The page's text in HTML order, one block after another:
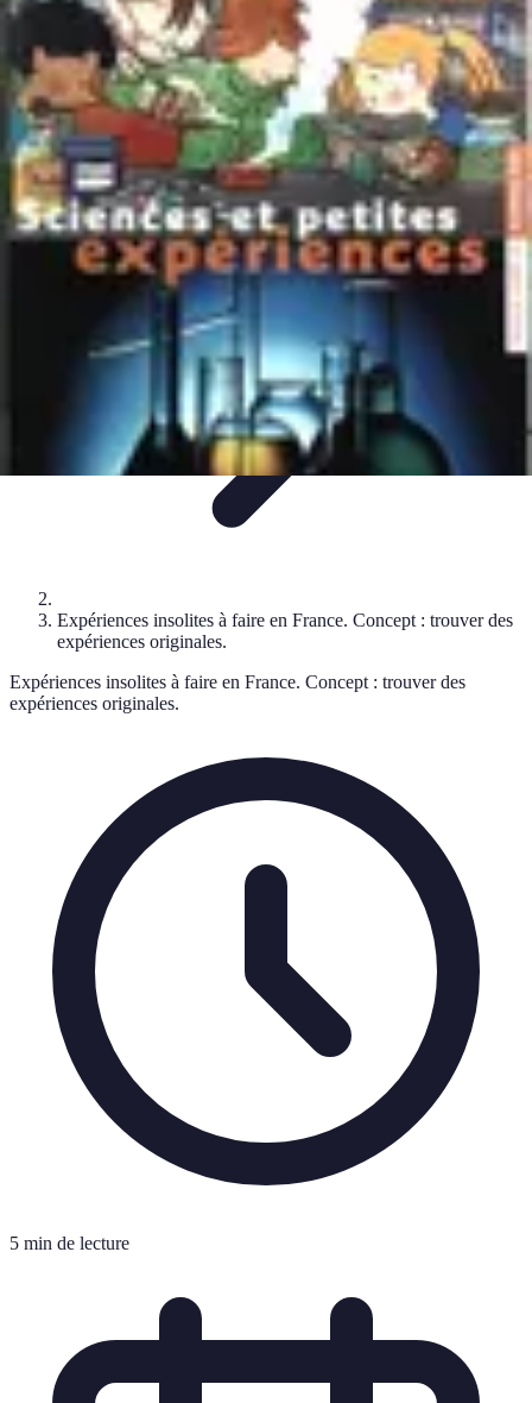
Évasion Unique
Gastronomie
Logement Insolite Hébergement Insolite Aventures
NocturnesAventure Extrême
Évasion Unique
Expériences insolites à faire en France. Concept : trouver des
expériences originales.
Expériences insolites à faire en France. Concept : trouver des
expériences originales.
5 min de lecture